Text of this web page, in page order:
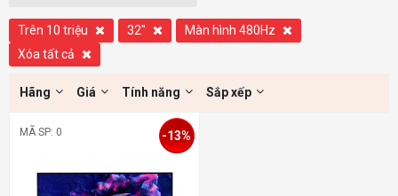
Trên 10 triệu 32"
Màn hình 480Hz
Xóa tất cả
Hãng Giá Tính năng Sắp xếp
MÃ SP: 0 -13%